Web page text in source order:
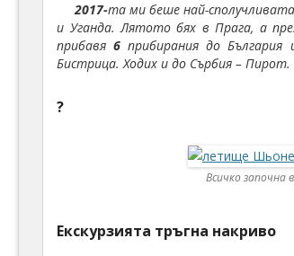
2017-та ми беше най-
и Уганда. Лятото бях в Прага, а
прибавя6 прибирания до България
Бистрица. Ходих и до Сърбия – Пирот.
?
Всичко
Екскурзията тръгна накриво